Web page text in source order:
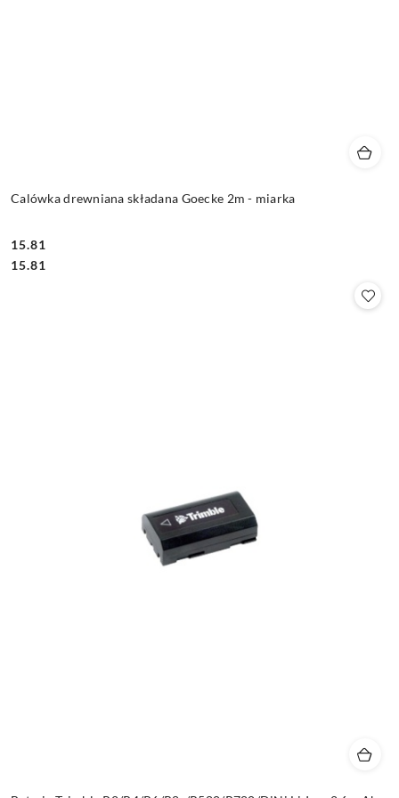
Calówka drewniana składana Goecke 2m - miarka
Cena:
15.81
Cena:
15.81